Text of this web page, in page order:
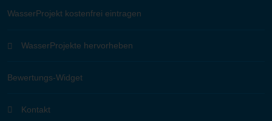
WasserProjekt kostenfrei eintragen
WasserProjekte hervorheben
Bewertungs-Widget
Kontakt